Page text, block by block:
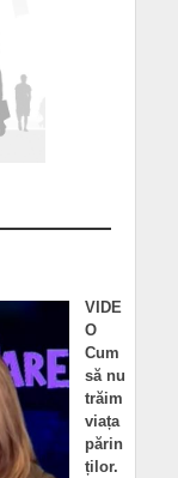
VIDE
O
Cum
să nu
trăim
viața
părin
ților.